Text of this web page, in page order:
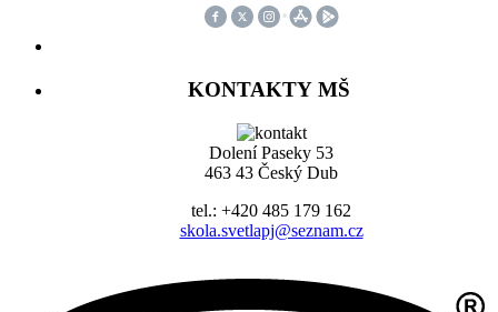
KONTAKTY MŠ
Dolení Paseky 53
463 43 Český Dub
tel.: +420 485 179 162
skola.svetlapj@seznam.cz